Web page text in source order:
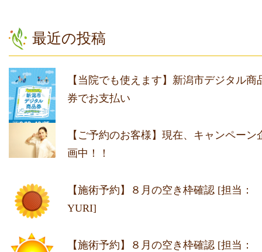
最近の投稿
【当院でも使えます】新潟市デジタル商
券でお支払い
【ご予約のお客様】現在、キャンペーン
画中！！
【施術予約】８月の空き枠確認 [担当：
YURI]
【施術予約】８月の空き枠確認 [担当：